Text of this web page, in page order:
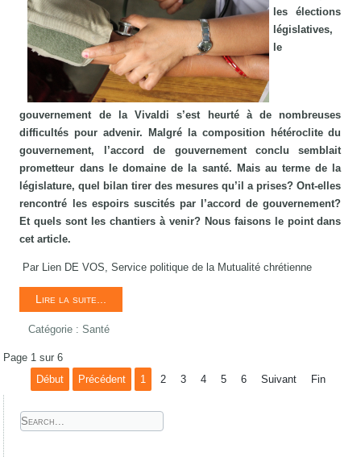
les élections
législatives,
le
gouvernement de la Vivaldi s’est heurté à de nombreuses
difficultés pour advenir. Malgré la composition hétéroclite du
gouvernement, l’accord de gouvernement conclu semblait
prometteur dans le domaine de la santé. Mais au terme de la
législature, quel bilan tirer des mesures qu’il a prises? Ont-elles
rencontré les espoirs suscités par l’accord de gouvernement?
Et quels sont les chantiers à venir? Nous faisons le point dans
cet article.
Par Lien DE VOS, Service politique de la Mutualité chrétienne
Lire la suite...
Catégorie :Santé
Page 1 sur 6
Début
Précédent 1 2 3 4 5 6 Suivant Fin